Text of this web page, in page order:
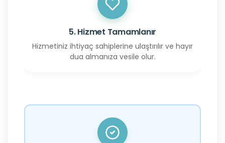
5. Hizmet Tamamlanır
Hizmetiniz ihtiyaç sahiplerine ulaştırılır ve hayır
dua almanıza vesile olur.